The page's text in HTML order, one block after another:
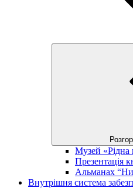
Музей «Рідна
Презентація
Альманах
Внутрішня система